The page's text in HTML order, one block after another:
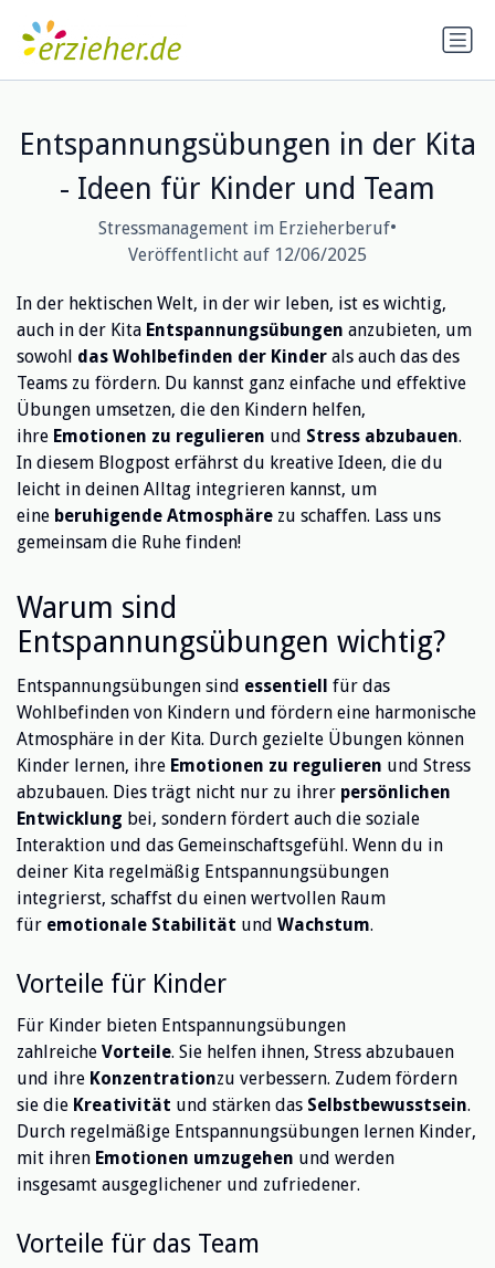
Entspannungsübungen in der Kita
- Ideen für Kinder und Team
Stressmanagement im Erzieherberuf•
Veröffentlicht auf 12/06/2025
In der hektischen Welt, in der wir leben, ist es wichtig,
auch in der Kita Entspannungsübungen anzubieten, um
sowohl das Wohlbefinden der Kinder als auch das des
Teams zu fördern. Du kannst ganz einfache und effektive
Übungen umsetzen, die den Kindern helfen,
ihre Emotionen zu regulieren und Stress abzubauen.
In diesem Blogpost erfährst du kreative Ideen, die du
leicht in deinen Alltag integrieren kannst, um
eine beruhigende Atmosphäre zu schaffen. Lass uns
gemeinsam die Ruhe finden!
Warum sind
Entspannungsübungen wichtig?
Entspannungsübungen sind essentiell
für das
Wohlbefinden von Kindern und fördern eine harmonische
Atmosphäre in der Kita. Durch gezielte Übungen können
Kinder lernen, ihre Emotionen zu regulieren und Stress
abzubauen. Dies trägt nicht nur zu ihrer persönlichen
Entwicklung bei, sondern fördert auch die soziale
Interaktion und das Gemeinschaftsgefühl. Wenn du in
deiner Kita regelmäßig Entspannungsübungen
integrierst, schaffst du einen wertvollen Raum
für emotionale Stabilität und Wachstum.
Vorteile für Kinder
Für Kinder bieten Entspannungsübungen
zahlreiche Vorteile. Sie helfen ihnen, Stress abzubauen
und ihre Konzentrationzu verbessern. Zudem fördern
sie die Kreativität und stärken das Selbstbewusstsein.
Durch regelmäßige Entspannungsübungen lernen Kinder,
mit ihren Emotionen umzugehen und werden
insgesamt ausgeglichener und zufriedener.
Vorteile für das Team